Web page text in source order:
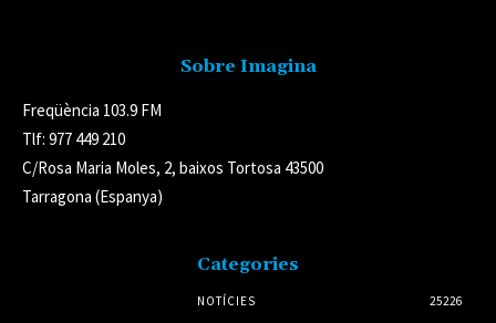
Sobre Imagina
Freqüència 103.9 FM
Tlf: 977 449 210
C/Rosa Maria Moles, 2, baixos Tortosa 43500
Tarragona (Espanya)
Categories
NOTÍCIES
25226